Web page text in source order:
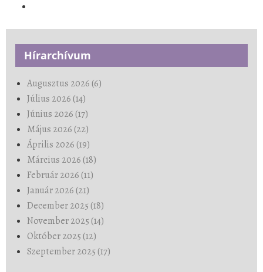
Hírarchívum
Augusztus 2026 (6)
Július 2026 (14)
Június 2026 (17)
Május 2026 (22)
Április 2026 (19)
Március 2026 (18)
Február 2026 (11)
Január 2026 (21)
December 2025 (18)
November 2025 (14)
Október 2025 (12)
Szeptember 2025 (17)